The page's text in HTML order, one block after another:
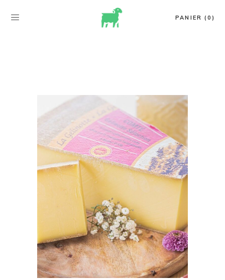
PANIER (0)